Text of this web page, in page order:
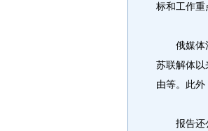
标和工作重
俄媒体注
苏联解体以
由等。此外
报告还公